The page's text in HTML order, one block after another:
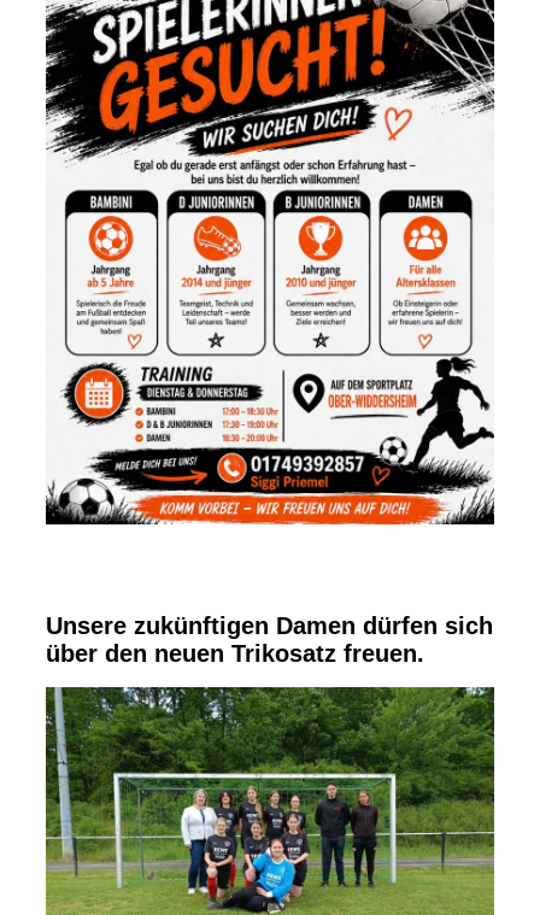
Unsere zukünftigen Damen dürfen sich
über den neuen Trikosatz freuen.